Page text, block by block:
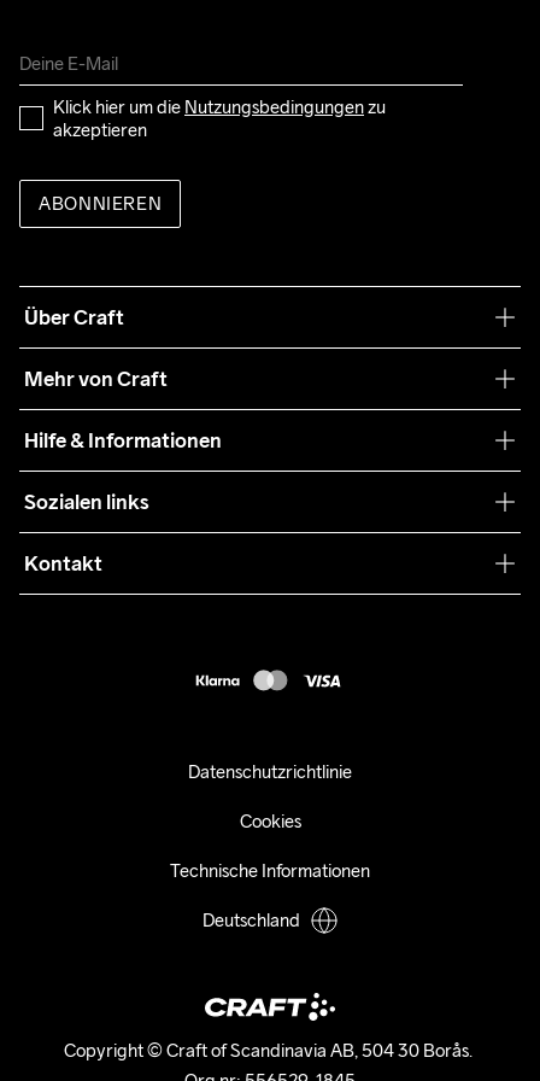
Klick hier um die Nutzungsbedingungen zu
akzeptieren
ABONNIEREN
Über Craft
Nachhaltigkeit
Mehr von Craft
Teamwear
Zusammenarbeit
Press
Hilfe & Informationen
Retouren
Kundendienst
Sozialen links
Kontakt
Copyright © Craft of Scandinavia AB, 504 30 Borås.
Datenschutzrichtlinie
Cookies
Technische Informationen
Deutschland